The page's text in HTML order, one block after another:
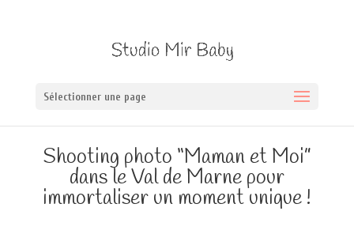
Sélectionner une page
Shooting photo “Maman et Moi”
dans le Val de Marne pour
immortaliser un moment unique !